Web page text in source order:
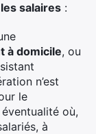
salaires :
à domicile, ou
n’est
le
où,
à